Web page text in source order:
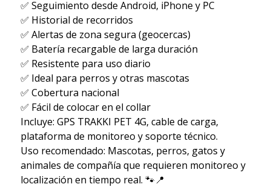
✅ Seguimiento desde Android, iPhone y PC
✅ Historial de recorridos
✅ Alertas de zona segura (geocercas)
✅ Batería recargable de larga duración
✅ Resistente para uso diario
✅ Ideal para perros y otras mascotas
✅ Cobertura nacional
✅ Fácil de colocar en el collar
Incluye: GPS TRAKKI PET 4G, cable de carga,
plataforma de monitoreo y soporte técnico.
Uso recomendado: Mascotas, perros, gatos y
animales de compañía que requieren monitoreo y
localización en tiempo real. 🐾📍